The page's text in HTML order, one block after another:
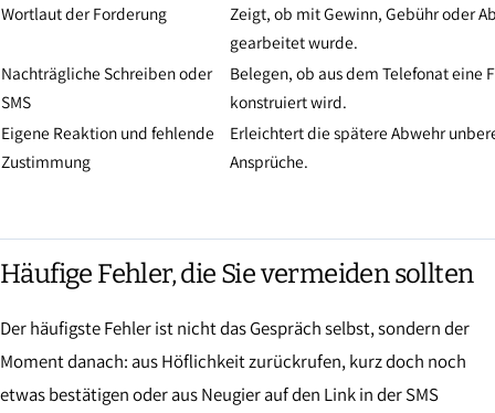
Wortlaut der Forderung
Zeigt, ob mit Gewinn, Gebühr oder
gearbeitet wurde.
Nachträgliche Schreiben oder
SMS
Belegen, ob aus dem Telefonat eine
konstruiert wird.
Eigene Reaktion und fehlende
Zustimmung
Erleichtert die spätere Abwehr
Ansprüche.
Häufige Fehler, die Sie vermeiden sollten
Der häufigste Fehler ist nicht das Gespräch selbst, sondern der
Moment danach: aus Höflichkeit zurückrufen, kurz doch noch
etwas bestätigen oder aus Neugier auf den Link in der SMS